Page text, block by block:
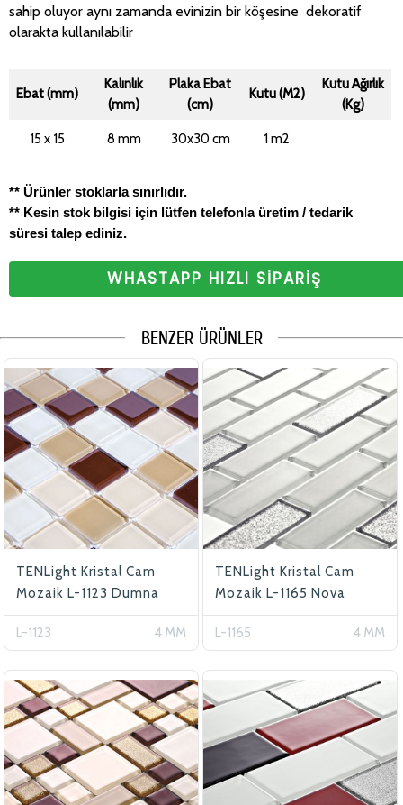
sahip oluyor aynı zamanda evinizin bir köşesine dekoratif
olarakta kullanılabilir
Ebat (mm)
Kalınlık
(mm)
Plaka Ebat
(cm)
Kutu (M2)
Kutu Ağırlık
(Kg)
15 x 15 8 mm 30x30 cm 1 m2
** Ürünler stoklarla sınırlıdır.
** Kesin stok bilgisi için lütfen telefonla üretim / tedarik
süresi talep ediniz.
WHASTAPP HIZLI SİPARİŞ
BENZER ÜRÜNLER
TENLight Kristal Cam
Mozaik L-1123 Dumna
L-1123 4 MM
TENLight Kristal Cam
Mozaik L-1165 Nova
L-1165 4 MM